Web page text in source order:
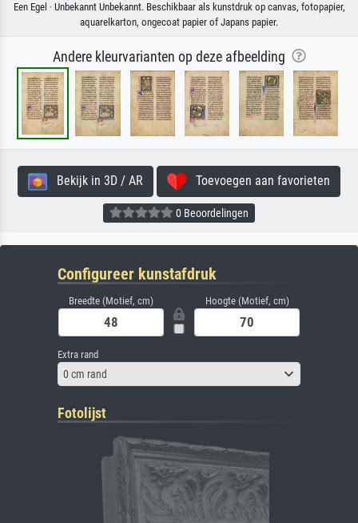
Een Egel · Unbekannt Unbekannt. Beschikbaar als kunstdruk op canvas, fotopapier,
aquarelkarton, ongecoat papier of Japans papier.
Andere kleurvarianten op deze afbeelding
Bekijk in 3D / AR Toevoegen aan favorieten
0 Beoordelingen
Configureer kunstafdruk
Breedte (Motief, cm) Hoogte (Motief, cm)
Extra rand
0 cm rand
Fotolijst